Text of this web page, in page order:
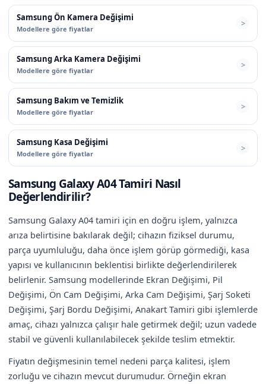
Samsung Ön Kamera Değişimi
Modellere göre fiyatlar
Samsung Arka Kamera Değişimi
Modellere göre fiyatlar
Samsung Bakım ve Temizlik
Modellere göre fiyatlar
Samsung Kasa Değişimi
Modellere göre fiyatlar
Samsung Galaxy A04 Tamiri Nasıl
Değerlendirilir?
Samsung Galaxy A04 tamiri için en doğru işlem, yalnızca
arıza belirtisine bakılarak değil; cihazın fiziksel durumu,
parça uyumluluğu, daha önce işlem görüp görmediği, kasa
yapısı ve kullanıcının beklentisi birlikte değerlendirilerek
belirlenir. Samsung modellerinde Ekran Değişimi, Pil
Değişimi, Ön Cam Değişimi, Arka Cam Değişimi, Şarj Soketi
Değişimi, Şarj Bordu Değişimi, Anakart Tamiri gibi işlemlerde
amaç, cihazı yalnızca çalışır hale getirmek değil; uzun vadede
stabil ve güvenli kullanılabilecek şekilde teslim etmektir.
Fiyatın değişmesinin temel nedeni parça kalitesi, işlem
zorluğu ve cihazın mevcut durumudur. Örneğin ekran